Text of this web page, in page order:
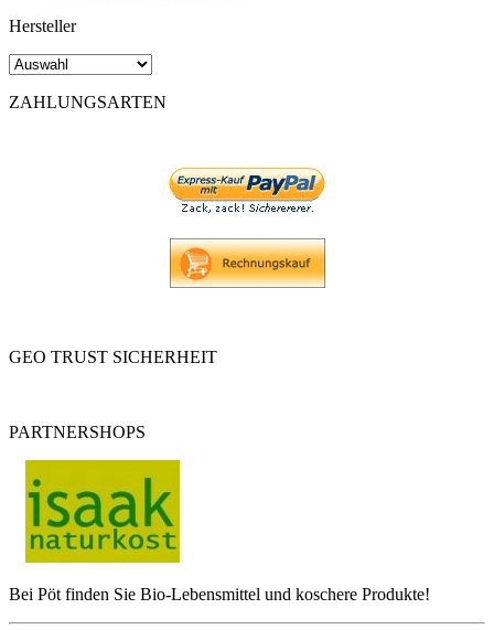
Hersteller
ZAHLUNGSARTEN
GEO TRUST SICHERHEIT
PARTNERSHOPS
Bei Pöt finden Sie Bio-Lebensmittel und koschere Produkte!